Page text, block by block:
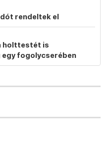
rendeltek el
holttestét is
fogolycserében